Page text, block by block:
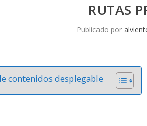
RUTAS
Publicado por
contenidos desplegable